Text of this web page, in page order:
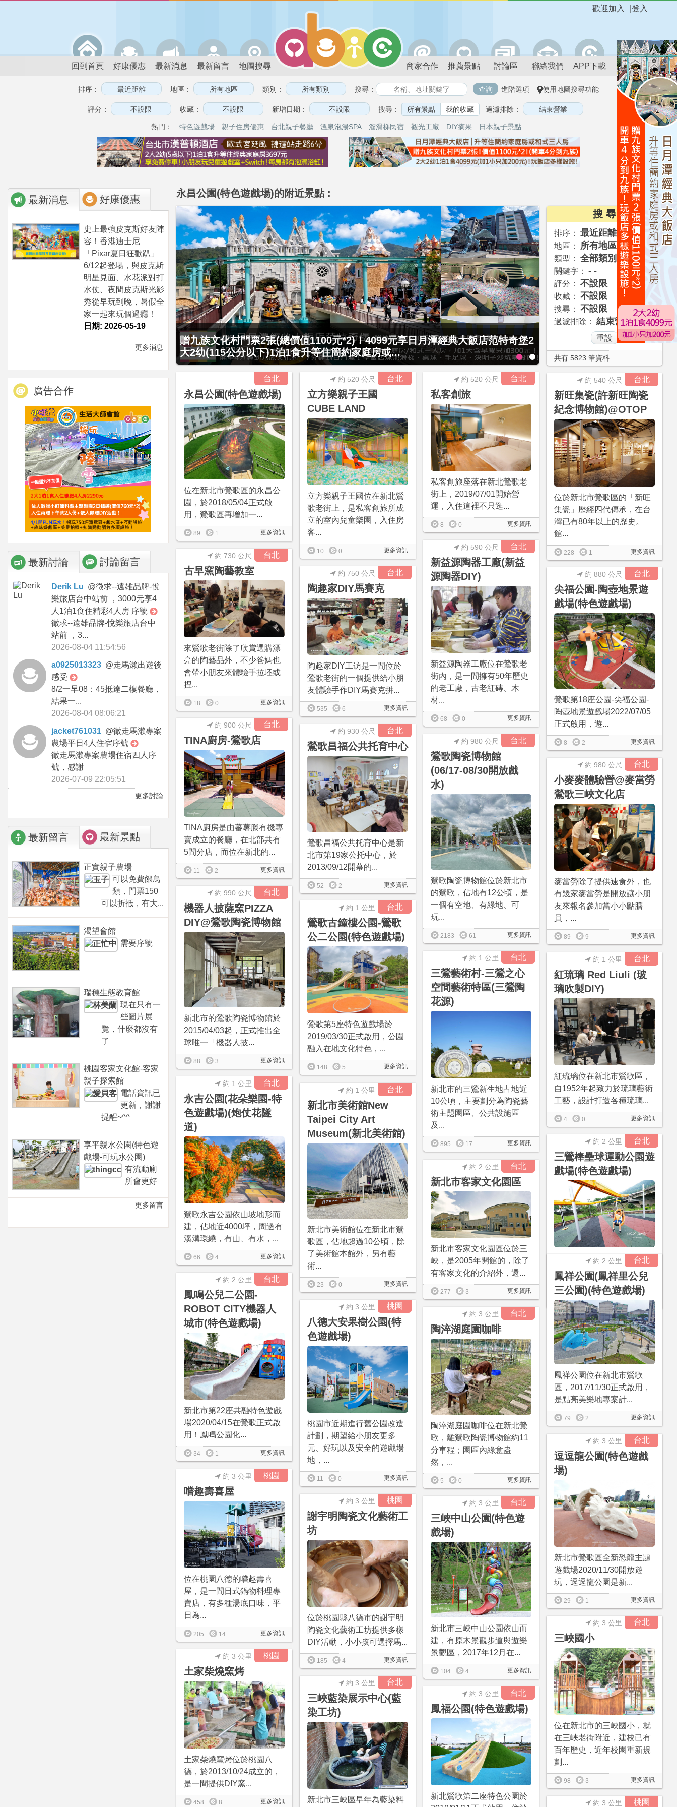
登入
歡迎加入
回到首頁 好康優惠 最新消息 最新留言 地圖搜尋 商家合作 推薦景點 討論區 聯絡我們 APP下載
排序： 地區： 類別： 搜尋： 進階選項 使用地圖搜尋功能
評分： 收藏： 新增日期： 搜尋： 所有景點 我的收藏 過濾排除：
熱門： 特色遊戲場 親子住房優惠 台北親子餐廳 溫泉泡湯SPA 溜滑梯民宿 觀光工廠 DIY摘果 日本親子景點
最新消息 好康優惠
史上最強皮克斯好友陣
容！香港迪士尼
「Pixar夏日狂歡趴」
6/12起登場，與皮克斯
明星見面、水花派對打
水仗、夜間皮克斯光影
秀從早玩到晚，暑假全
家一起來玩個過癮！
日期: 2026-05-19
更多消息
廣告合作
最新討論 討論留言
Derik Lu @徵求--遠雄品牌-悅
樂旅店台中站前 ，3000元享4
人1泊1食住精彩4人房 序號
徵求--遠雄品牌-悅樂旅店台中
站前 ，3...
2026-08-04 11:54:56
a0925013323 @走馬瀨出遊後
感受
8/2一早08：45抵達二樓餐廳，
結果一...
2026-08-04 08:06:21
jacket761031 @徵走馬瀨專案
農場平日4人住宿序號
徵走馬瀨專案農場住宿四人序
號，感謝
2026-07-09 22:05:51
更多討論
最新留言 最新景點
正實親子農場
可以免費餵鳥
類，門票150
可以折抵，有大...
渴望會館
需要序號
瑞穗生態教育館
現在只有一
些圖片展
覽，什麼都沒有
了
桃園客家文化館-客家
親子探索館
電話資訊已
更新，謝謝
提醒~^^
享平親水公園(特色遊
戲場-可玩水公園)
有流動廁
所會更好
更多留言
永昌公園(特色遊戲場)的附近景點 :
元享日月潭經典大飯店范特奇堡2
最後2天，要訂要快！捷絲旅-宜蘭礁溪館3099元起享2大1幼1泊1食住雙人房！
4799元起享4人1泊1食住4人房！享房內大型溫泉湯池、...
搜 尋
排序： 最近距離
地區： 所有地區
類型： 全部類別
關鍵字： - -
評分： 不設限
收藏： 不設限
搜尋： 不設限
過濾排除： 結束營業
共有 5823 筆資料
台北
永昌公園(特色遊戲場)
位在新北市鶯歌區的永昌公
園，於2018/05/04正式啟
用，鶯歌區再增加一...
更多資訊
89 1
台北
立方樂親子王國
CUBE LAND
約 520 公尺
立方樂親子王國位在新北鶯
歌老街上，是私客創旅所成
立的室內兒童樂園，入住房
客...
更多資訊
10 0
台北
私客創旅
約 520 公尺
私客創旅座落在新北鶯歌老
街上，2019/07/01開始營
運，入住這裡不只逛...
更多資訊
8 0
台北
新旺集瓷(許新旺陶瓷
紀念博物館)@OTOP
約 540 公尺
位於新北市鶯歌區的「新旺
集瓷」歷經四代傳承，在台
灣已有80年以上的歷史。
館...
更多資訊
228 1
台北
新益源陶器工廠(新益
源陶器DIY)
約 590 公尺
新益源陶器工廠位在鶯歌老
街內，是一間擁有50年歷史
的老工廠，古老紅磚、木
材...
更多資訊
68 0
台北
古早窯陶藝教室
約 730 公尺
來鶯歌老街除了欣賞選購漂
亮的陶藝品外，不少爸媽也
會帶小朋友來體驗手拉坯或
捏...
更多資訊
18 0
台北
陶趣家DIY馬賽克
約 750 公尺
陶趣家DIY工访是一間位於
鶯歌老街的一個提供給小朋
友體驗手作DIY馬賽克拼...
更多資訊
535 6
台北
尖福公園-陶壺地景遊
戲場(特色遊戲場)
約 880 公尺
鶯歌第18座公園-尖福公園-
陶壺地景遊戲場2022/07/05
正式啟用，遊...
更多資訊
8 2
台北
TINA廚房-鶯歌店
約 900 公尺
TINA廚房是由蕃薯滕有機專
賣成立的餐廳，在北部共有
5間分店，而位在新北的...
更多資訊
11 2
台北
鶯歌昌福公共托育中心
約 930 公尺
鶯歌昌福公共托育中心是新
北市第19家公托中心，於
2013/09/12開幕的...
更多資訊
52 2
台北
鶯歌陶瓷博物館
(06/17-08/30開放戲
水)
約 980 公尺
鶯歌陶瓷博物館位於新北市
的鶯歌，佔地有12公頃，是
一個有空地、有綠地、可
玩...
更多資訊
2183 61
台北
小麥麥體驗營@麥當勞
鶯歌三峽文化店
約 980 公尺
麥當勞除了提供速食外，也
有幾家麥當勞是開放讓小朋
友來報名參加當小小點膳
員，...
更多資訊
89 9
台北
機器人披薩窯PIZZA
DIY@鶯歌陶瓷博物館
約 990 公尺
新北市的鶯歌陶瓷博物館於
2015/04/03起，正式推出全
球唯一「機器人披...
更多資訊
88 3
台北
鶯歌古鐘樓公園-鶯歌
公二公園(特色遊戲場)
約 1 公里
鶯歌第5座特色遊戲場於
2019/03/30正式啟用，公園
融入在地文化特色，...
更多資訊
148 5
台北
三鶯藝術村-三鶯之心
空間藝術特區(三鶯陶
花源)
約 1 公里
新北市的三鶯新生地占地近
10公頃，主要劃分為陶瓷藝
術主題園區、公共設施區
及...
更多資訊
895 17
台北
紅琉璃 Red Liuli (玻
璃吹製DIY)
約 1 公里
紅琉璃位在新北市鶯歌區，
自1952年起致力於琉璃藝術
工藝，設計打造各種琉璃...
更多資訊
4 0
台北
永吉公園(花朵樂園-特
色遊戲場)(炮仗花隧
道)
約 1 公里
鶯歌永吉公園依山坡地形而
建，佔地近4000坪，周邊有
溪溝環繞，有山、有水，...
更多資訊
66 4
台北
新北市美術館New
Taipei City Art
Museum(新北美術館)
約 1 公里
新北市美術館位在新北市鶯
歌區，佔地超過10公頃，除
了美術館本館外，另有藝
術...
更多資訊
23 0
台北
三鶯棒壘球運動公園遊
戲場(特色遊戲場)
約 2 公里
三鶯棒壘球運動公園遊戲場
是在2018年4月完成啟用，
遊戲場範圍不大，設有二...
更多資訊
78 0
台北
新北市客家文化園區
約 2 公里
新北市客家文化園區位於三
峽，是2005年開館的，除了
有客家文化的介紹外，還...
更多資訊
277 3
台北
鳳祥公園(鳳祥里公兒
三公園)(特色遊戲場)
約 2 公里
鳳祥公園位在新北市鶯歌
區，2017/11/30正式啟用，
是點亮美樂地專案計...
更多資訊
79 2
台北
鳳鳴公兒二公園-
ROBOT CITY機器人
城市(特色遊戲場)
約 2 公里
新北市第22座共融特色遊戲
場2020/04/15在鶯歌正式啟
用！鳯鳴公園化...
更多資訊
34 1
桃園
八德大安果樹公園(特
色遊戲場)
約 3 公里
桃園市近期進行舊公園改造
計劃，期望給小朋友更多
元、好玩以及安全的遊戲場
地，...
更多資訊
11 0
台北
陶淬湖庭園咖啡
約 3 公里
陶淬湖庭園咖啡位在新北鶯
歌，離鶯歌陶瓷博物館約11
分車程；園區內綠意盎
然，...
更多資訊
5 0
台北
逗逗龍公園(特色遊戲
場)
約 3 公里
新北市鶯歌區全新恐龍主題
遊戲場2020/11/30開放遊
玩，逗逗龍公園是新...
更多資訊
29 1
桃園
嚐趣壽喜屋
約 3 公里
位在桃園八德的嚐趣壽喜
屋，是一間日式鍋物料理專
賣店，有多種湯底口味，平
日為...
更多資訊
205 14
桃園
謝宇明陶瓷文化藝術工
坊
約 3 公里
位於桃園縣八德市的謝宇明
陶瓷文化藝術工坊提供多樣
DIY活動，小小孩可選擇馬...
更多資訊
185 4
台北
三峽中山公園(特色遊
戲場)
約 3 公里
新北市三峽中山公園依山而
建，有原木景觀步道與遊樂
景觀區，2017年12月在...
更多資訊
104 4
台北
三峽國小
約 3 公里
位在新北市的三峽國小，就
在三峽老街附近，建校已有
百年歷史，近年校園重新規
劃...
更多資訊
98 3
桃園
土家柴燒窯烤
約 3 公里
土家柴燒窯烤位於桃園八
德，於2013/10/24成立的，
是一間提供DIY窯...
更多資訊
458 8
台北
三峽藍染展示中心(藍
染工坊)
約 3 公里
新北市三峽區早年為藍染料
台北
鳳福公園(特色遊戲場)
約 3 公里
新北鶯歌第二座特色公園於
桃園
約 3 公里